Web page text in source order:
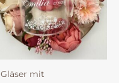
Gläser mit